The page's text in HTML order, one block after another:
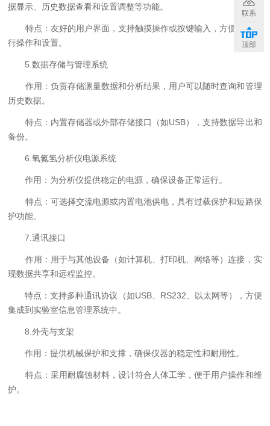
据显示、历史数据查看和设置调整等功能。
特点：友好的用户界面，支持触摸操作或按键输入，方便用户进
行操作和设置。
5.数据存储与管理系统
作用：负责存储测量数据和分析结果，用户可以随时查询和管理
历史数据。
特点：内置存储器或外部存储接口（如USB），支持数据导出和
备份。
6.氧氮氢分析仪电源系统
作用：为分析仪提供稳定的电源，确保设备正常运行。
特点：可选择交流电源或内置电池供电，具有过载保护和短路保
护功能。
7.通讯接口
作用：用于与其他设备（如计算机、打印机、网络等）连接，实
现数据共享和远程监控。
特点：支持多种通讯协议（如USB、RS232、以太网等），方便
集成到实验室信息管理系统中。
8.外壳与支架
作用：提供机械保护和支撑，确保仪器的稳定性和耐用性。
特点：采用耐腐蚀材料，设计符合人体工学，便于用户操作和维
护。
联系
顶部